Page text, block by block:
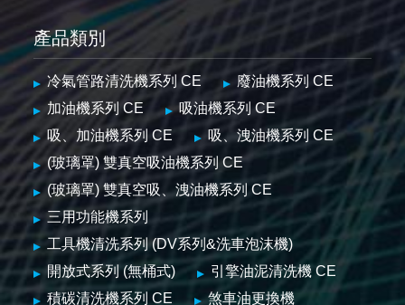
產品類別
冷氣管路清洗機系列 CE
廢油機系列 CE
加油機系列 CE
吸油機系列 CE
吸、加油機系列 CE
吸、洩油機系列 CE
(玻璃罩) 雙真空吸油機系列 CE
(玻璃罩) 雙真空吸、洩油機系列 CE
三用功能機系列
工具機清洗系列 (DV系列&洗車泡沫機)
開放式系列 (無桶式)
引擎油泥清洗機 CE
積碳清洗機系列 CE
煞車油更換機